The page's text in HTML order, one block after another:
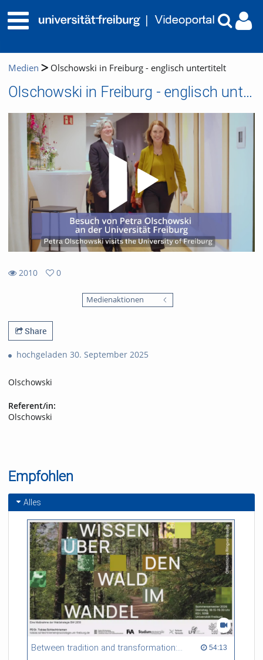
Medien Olschowski in Freiburg - englisch untertitelt
Olschowski in Freiburg - englisch untertitelt
2010
0
Medienaktionen
Share
hochgeladen 30. September 2025
Olschowski
Referent/in:
Olschowski
Empfohlen
Alles
Between tradition and transformation: how owners, advisers and institutions co-create knowledge for resilient forests in Europe 54:13
54:13 duration